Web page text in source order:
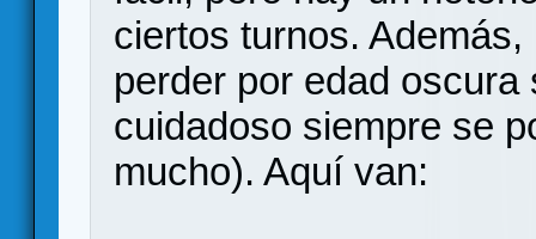
ciertos turnos.
perder por edad
cuidadoso siempre se
mucho). Aquí van: